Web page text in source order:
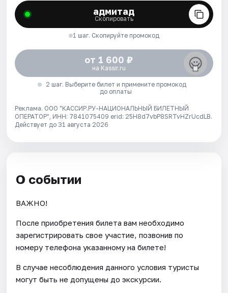
адмитад
Скопировать
1 шаг. Скопируйте промокод
от 1 600 ₽
на Kassir.ru
2 шаг. Выберите билет и примените промокод
до оплаты
Реклама. ООО "КАССИР.РУ-НАЦИОНАЛЬНЫЙ БИЛЕТНЫЙ
ОПЕРАТОР", ИНН: 7841075409 erid: 25H8d7vbP8SRTvHZrUcdLB.
Действует до 31 августа 2026
О событии
ВАЖНО!
После приобретения билета вам необходимо
зарегистрировать свое участие, позвонив по
номеру телефона указанному на билете!
В случае несоблюдения данного условия туристы
могут быть не допущены до экскурсии.